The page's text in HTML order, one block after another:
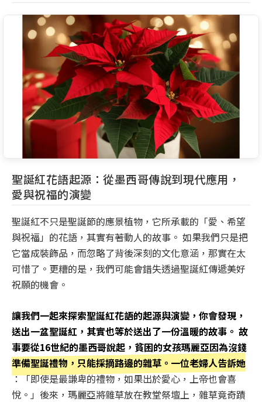
聖誕紅花語起源：從墨西哥傳說到現代應用，
愛與祝福的演變
聖誕紅不只是聖誕節的應景植物，它所承載的「愛、希望
與祝福」的花語，其實有著動人的故事。 如果我們只是把
它當成裝飾品，而忽略了背後深刻的文化意涵，那實在太
可惜了。更糟的是，我們可能會錯失透過聖誕紅傳遞美好
祝願的機會。
讓我們一起來探索聖誕紅花語的起源與演變，你會發現，
送出一盆聖誕紅，其實也等於送出了一份溫暖的故事。 故
事要從16世紀的墨西哥說起，貧困的女孩瑪麗亞因為沒錢
準備聖誕禮物，只能採摘路邊的雜草。一位老婦人告訴她
：「即使是最謙卑的禮物，如果出於愛心，上帝也會喜
悅。」後來，瑪麗亞將雜草放在教堂祭壇上，雜草竟奇蹟